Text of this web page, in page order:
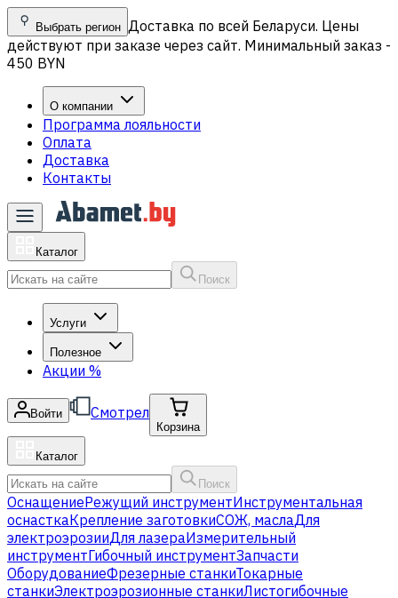
Выбрать регион Доставка по всей Беларуси. Цены
действуют при заказе через сайт. Минимальный заказ -
450 BYN
О компании
Программа лояльности
Оплата
Доставка
Контакты
Каталог
Поиск
Услуги
Полезное
Акции %
Войти Смотрел
Корзина
Каталог
Поиск
ОснащениеРежущий инструментИнструментальная
оснасткаКрепление заготовкиСОЖ, маслаДля
электроэрозииДля лазераИзмерительный
инструментГибочный инструментЗапчасти
ОборудованиеФрезерные станкиТокарные
станкиЭлектроэрозионные станкиЛистогибочные